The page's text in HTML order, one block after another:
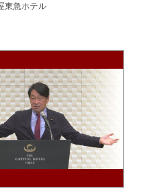
東急ホテル